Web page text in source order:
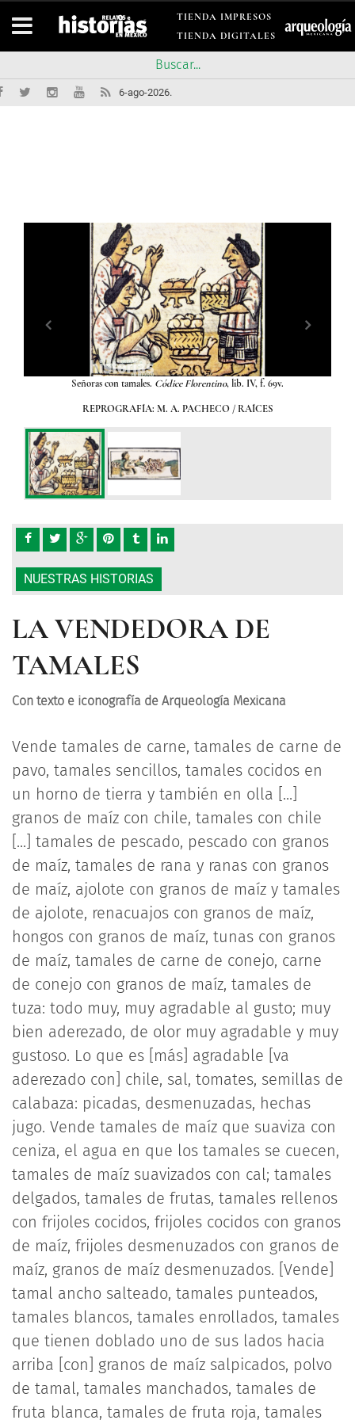
TIENDA IMPRESOS
TIENDA DIGITALES
6-ago-2026.
Señoras con tamales. Códice Florentino, lib. IV, f. 69v.
REPROGRAFÍA: M. A. PACHECO / RAÍCES
NUESTRAS HISTORIAS
LA VENDEDORA DE
TAMALES
Con texto e iconografía de Arqueología Mexicana
Vende tamales de carne, tamales de carne de
pavo, tamales sencillos, tamales cocidos en
un horno de tierra y también en olla [...]
granos de maíz con chile, tamales con chile
[...] tamales de pescado, pescado con granos
de maíz, tamales de rana y ranas con granos
de maíz, ajolote con granos de maíz y tamales
de ajolote, renacuajos con granos de maíz,
hongos con granos de maíz, tunas con granos
de maíz, tamales de carne de conejo, carne
de conejo con granos de maíz, tamales de
tuza: todo muy, muy agradable al gusto; muy
bien aderezado, de olor muy agradable y muy
gustoso. Lo que es [más] agradable [va
aderezado con] chile, sal, tomates, semillas de
calabaza: picadas, desmenuzadas, hechas
jugo. Vende tamales de maíz que suaviza con
ceniza, el agua en que los tamales se cuecen,
tamales de maíz suavizados con cal; tamales
delgados, tamales de frutas, tamales rellenos
con frijoles cocidos, frijoles cocidos con granos
de maíz, frijoles desmenuzados con granos de
maíz, granos de maíz desmenuzados. [Vende]
tamal ancho salteado, tamales punteados,
tamales blancos, tamales enrollados, tamales
que tienen doblado uno de sus lados hacia
arriba [con] granos de maíz salpicados, polvo
de tamal, tamales manchados, tamales de
fruta blanca, tamales de fruta roja, tamales